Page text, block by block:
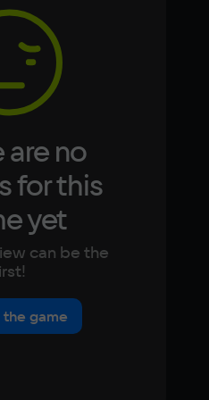
1050
карта: совместимая
are no
for this
yet
can be the
the game